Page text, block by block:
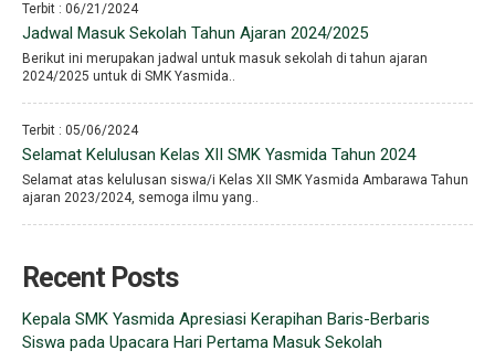
Terbit : 06/21/2024
Jadwal Masuk Sekolah Tahun Ajaran 2024/2025
Berikut ini merupakan jadwal untuk masuk sekolah di tahun ajaran
2024/2025 untuk di SMK Yasmida..
Terbit : 05/06/2024
Selamat Kelulusan Kelas XII SMK Yasmida Tahun 2024
Selamat atas kelulusan siswa/i Kelas XII SMK Yasmida Ambarawa Tahun
ajaran 2023/2024, semoga ilmu yang..
Recent Posts
Kepala SMK Yasmida Apresiasi Kerapihan Baris-Berbaris
Siswa pada Upacara Hari Pertama Masuk Sekolah